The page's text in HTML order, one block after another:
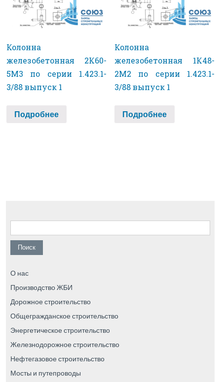
Колонна
железобетонная 2К60-
5М3 по серии 1.423.1-
3/88 выпуск 1
Подробнее
Колонна
железобетонная 1К48-
2М2 по серии 1.423.1-
3/88 выпуск 1
Подробнее
Найти:
О нас
Производство ЖБИ
Дорожное строительство
Общегражданское строительство
Энергетическое строительство
Железнодорожное строительство
Нефтегазовое строительство
Мосты и путепроводы